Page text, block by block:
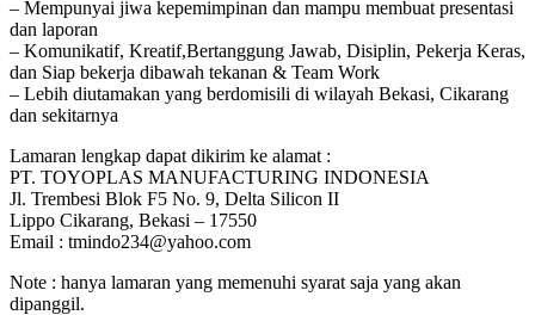
– Mempunyai jiwa kepemimpinan dan mampu membuat presentasi
dan laporan
– Komunikatif, Kreatif,Bertanggung Jawab, Disiplin, Pekerja Keras,
dan Siap bekerja dibawah tekanan & Team Work
– Lebih diutamakan yang berdomisili di wilayah Bekasi, Cikarang
dan sekitarnya
Lamaran lengkap dapat dikirim ke alamat :
PT. TOYOPLAS MANUFACTURING INDONESIA
Jl. Trembesi Blok F5 No. 9, Delta Silicon II
Lippo Cikarang, Bekasi – 17550
Email : tmindo234@yahoo.com
Note : hanya lamaran yang memenuhi syarat saja yang akan
dipanggil.